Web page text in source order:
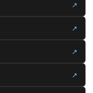
↗
↗
↗
↗